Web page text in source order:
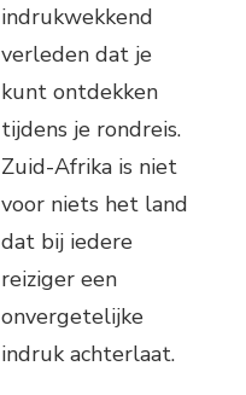
indrukwekkend
verleden dat je
kunt ontdekken
tijdens je rondreis.
Zuid-Afrika is niet
voor niets het land
dat bij iedere
reiziger een
onvergetelijke
indruk achterlaat.